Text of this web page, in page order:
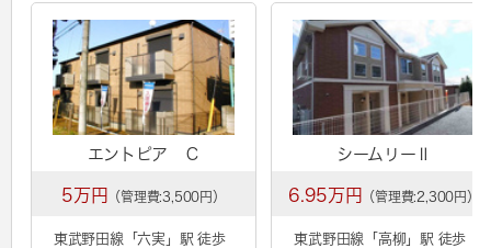
エントピア Ｃ
5万円 （管理費:3,500円）
東武野田線「六実」駅 徒歩
シームリーⅡ
6.95万円 （管理費:2,300円）
東武野田線「 高柳 」駅 徒歩